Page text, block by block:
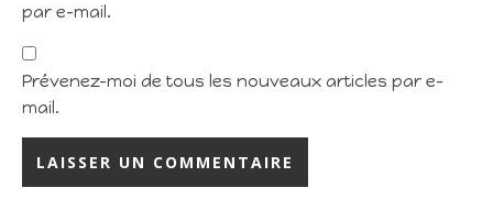
par e-mail.
Prévenez-moi de tous les nouveaux articles par e-
mail.